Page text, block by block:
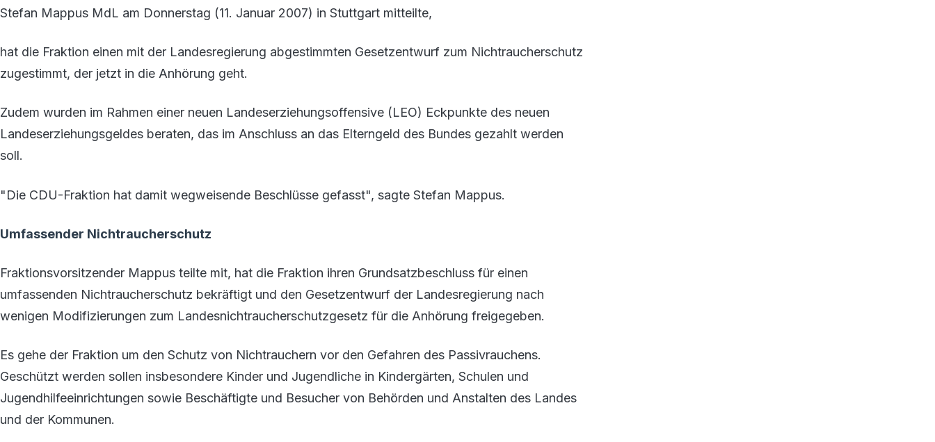
Stefan Mappus MdL am Donnerstag (11. Januar 2007) in Stuttgart mitteilte,
hat die Fraktion einen mit der Landesregierung abgestimmten Gesetzentwurf zum Nichtraucherschutz
zugestimmt, der jetzt in die Anhörung geht.
Zudem wurden im Rahmen einer neuen Landeserziehungsoffensive (LEO) Eckpunkte des neuen
Landeserziehungsgeldes beraten, das im Anschluss an das Elterngeld des Bundes gezahlt werden
soll.
"Die CDU-Fraktion hat damit wegweisende Beschlüsse gefasst", sagte Stefan Mappus.
Umfassender Nichtraucherschutz
Fraktionsvorsitzender Mappus teilte mit, hat die Fraktion ihren Grundsatzbeschluss für einen
umfassenden Nichtraucherschutz bekräftigt und den Gesetzentwurf der Landesregierung nach
wenigen Modifizierungen zum Landesnichtraucherschutzgesetz für die Anhörung freigegeben.
Es gehe der Fraktion um den Schutz von Nichtrauchern vor den Gefahren des Passivrauchens.
Geschützt werden sollen insbesondere Kinder und Jugendliche in Kindergärten, Schulen und
Jugendhilfeeinrichtungen sowie Beschäftigte und Besucher von Behörden und Anstalten des Landes
und der Kommunen.